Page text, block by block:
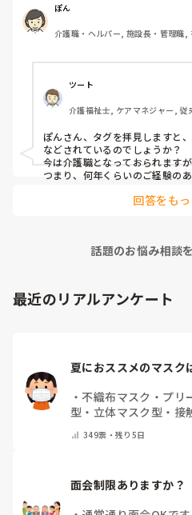
帰省して中学の同級生と地元で
の仕事をしていると聞いて、そ
しかしUターン転職活動中にた
流れでカフェで話して、
施設見学だけでも行ってみたら
思って決めました。
ぽん
介護職・ヘルパー, 施設長・管理職,
ツート
介護福祉士, ケアマネジャー, 従
ぽんさん、タグを拝見しますと
などされているのでしょうか？
今は介護職となっておられます
つまり、何年くらいのご経験の
でも、せっかくのご質問、汎用
事をしたい」と思ったから、で
て頂きました。
同じ仲間として、その疑問もよ
回答をも
話題のお悩み相談
最近のリアルアンケート
夏におススメのマスク
・不織布マスク ・ プリ
型 ・ 立体マスク型 ・ 接
349票・残り5日
面会制限ありますか？